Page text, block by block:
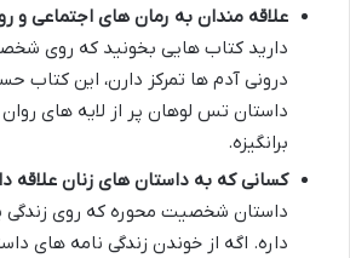
علاقه مندان به رمان های اجتماعی و
دارید کتاب هایی بخونید که روی
درونی آدم ها تمرکز دارن، این کتاب
داستان تس لوهان پر از لایه های
برانگیزه.
کسانی که به داستان های زنان علاقه
داستان شخصیت محوره که روی زندگی
داره. اگه از خوندن زندگی نامه های